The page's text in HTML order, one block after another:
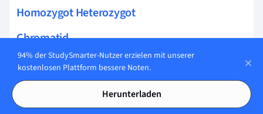
Homozygot Heterozygot
Chromatid
3. Mendelsche Regel
Blutgruppen
94% der StudySmarter-Nutzer erzielen mit unserer
kostenlosen Plattform bessere Noten.
Herunterladen